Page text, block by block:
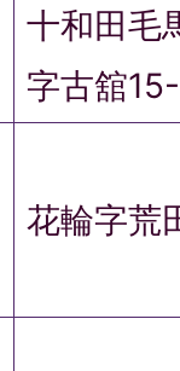
十和田毛
字古舘
花輪字荒